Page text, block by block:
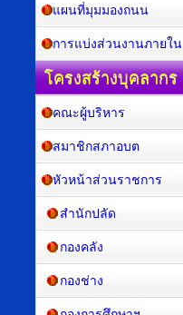
แผนที่มุมมองถนน
การแบ่งส่วนงานภายใน
โครงสร้างบุคลากร
คณะผู้บริหาร
สมาชิกสภาอบต
หัวหน้าส่วนราชการ
สำนักปลัด
กองคลัง
กองช่าง